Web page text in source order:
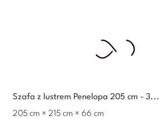
Szafa z lustrem Penelopa 205 cm - 3...
205 cm × 215 cm × 66 cm